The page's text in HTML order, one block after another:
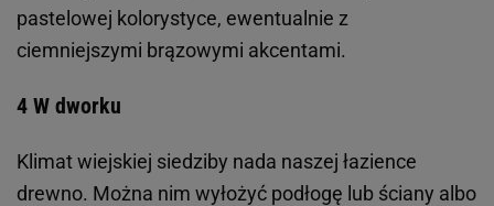
pastelowej kolorystyce, ewentualnie z
ciemniejszymi brązowymi akcentami.
4 W dworku
Klimat wiejskiej siedziby nada naszej łazience
drewno. Można nim wyłożyć podłogę lub ściany albo